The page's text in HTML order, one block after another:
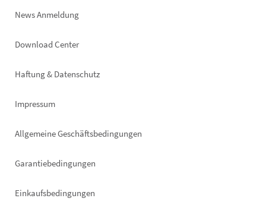
News Anmeldung
Footer
Download Center
Haftung & Datenschutz
Impressum
Allgemeine Geschäftsbedingungen
Garantiebedingungen
Einkaufsbedingungen